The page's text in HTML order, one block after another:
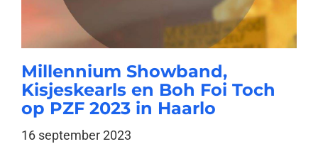
Millennium Showband,
Kisjeskearls en Boh Foi Toch
op PZF 2023 in Haarlo
16 september 2023